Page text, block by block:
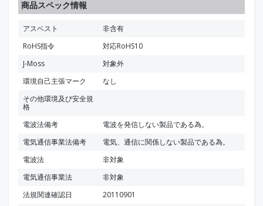
商品スペック情報
アスベスト
非含有
RoHS指令
対応RoHS10
J-Moss
対象外
環境自己主張マーク
なし
その他環境及び安全規
格
電波法備考
電波を発信しない製品である為。
電気通信事業法備考
電気、通信に関係しない製品である為。
電波法
非対象
電気通信事業法
非対象
法規関連確認日
20110901